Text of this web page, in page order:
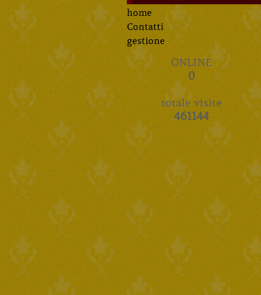
home
Contatti
gestione
ONLINE
0
totale visite
461144